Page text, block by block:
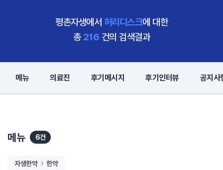
평촌자생에서 허리디스크에 대한
총 216 건의 검색결과
메뉴 의료진 후기메시지 후기인터뷰 공지사
메뉴 6건
자생한약 한약